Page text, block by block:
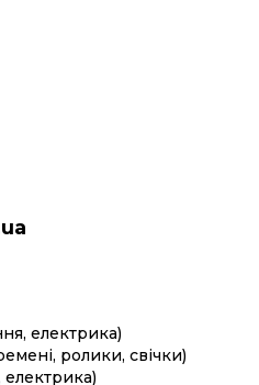
електрика)
ролики, свічки)
електрика)